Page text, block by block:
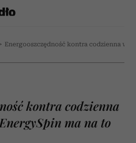
Energooszczędność kontra codzienna
kontra codzienna
ma na to